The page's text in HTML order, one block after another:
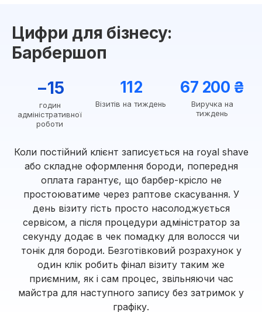
Цифри для бізнесу:
Барбершоп
−15
годин
адміністративної
роботи
112
Візитів на тиждень
67 200 ₴
Виручка на
тиждень
Коли постійний клієнт записується на royal shave
або складне оформлення бороди, попередня
оплата гарантує, що барбер-крісло не
простоюватиме через раптове скасування. У
день візиту гість просто насолоджується
сервісом, а після процедури адміністратор за
секунду додає в чек помадку для волосся чи
тонік для бороди. Безготівковий розрахунок у
один клік робить фінал візиту таким же
приємним, як і сам процес, звільняючи час
майстра для наступного запису без затримок у
графіку.